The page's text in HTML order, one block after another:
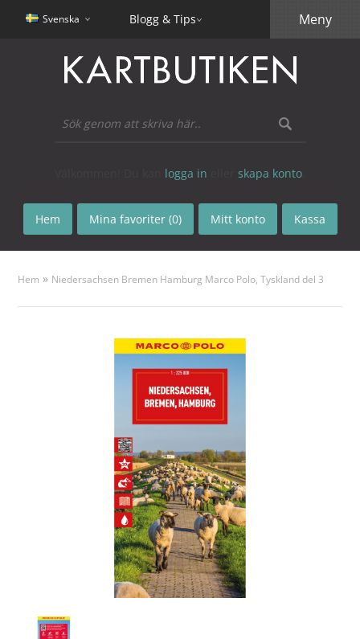
Svenska Blogg & Tips
logga in skapa konto
Hem Mina favoriter (0) Mitt konto Kassa
Meny
Hem » Niedersachsen Bremen Hamburg Marco Polo, Tyskland del 3